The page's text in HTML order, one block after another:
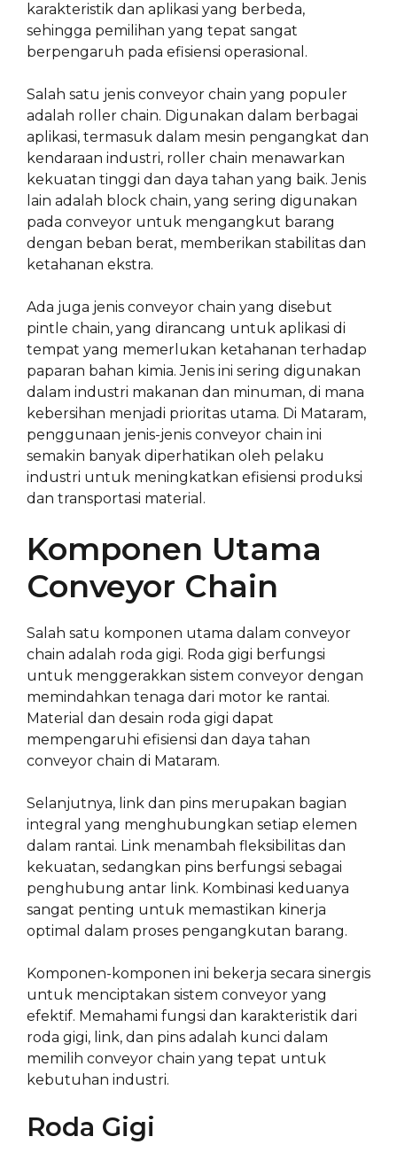
karakteristik dan aplikasi yang berbeda,
sehingga pemilihan yang tepat sangat
berpengaruh pada efisiensi operasional.
Salah satu jenis conveyor chain yang populer
adalah roller chain. Digunakan dalam berbagai
aplikasi, termasuk dalam mesin pengangkat dan
kendaraan industri, roller chain menawarkan
kekuatan tinggi dan daya tahan yang baik. Jenis
lain adalah block chain, yang sering digunakan
pada conveyor untuk mengangkut barang
dengan beban berat, memberikan stabilitas dan
ketahanan ekstra.
Ada juga jenis conveyor chain yang disebut
pintle chain, yang dirancang untuk aplikasi di
tempat yang memerlukan ketahanan terhadap
paparan bahan kimia. Jenis ini sering digunakan
dalam industri makanan dan minuman, di mana
kebersihan menjadi prioritas utama. Di Mataram,
penggunaan jenis-jenis conveyor chain ini
semakin banyak diperhatikan oleh pelaku
industri untuk meningkatkan efisiensi produksi
dan transportasi material.
Komponen Utama
Conveyor Chain
Salah satu komponen utama dalam conveyor
chain adalah roda gigi. Roda gigi berfungsi
untuk menggerakkan sistem conveyor dengan
memindahkan tenaga dari motor ke rantai.
Material dan desain roda gigi dapat
mempengaruhi efisiensi dan daya tahan
conveyor chain di Mataram.
Selanjutnya, link dan pins merupakan bagian
integral yang menghubungkan setiap elemen
dalam rantai. Link menambah fleksibilitas dan
kekuatan, sedangkan pins berfungsi sebagai
penghubung antar link. Kombinasi keduanya
sangat penting untuk memastikan kinerja
optimal dalam proses pengangkutan barang.
Komponen-komponen ini bekerja secara sinergis
untuk menciptakan sistem conveyor yang
efektif. Memahami fungsi dan karakteristik dari
roda gigi, link, dan pins adalah kunci dalam
memilih conveyor chain yang tepat untuk
kebutuhan industri.
Roda Gigi